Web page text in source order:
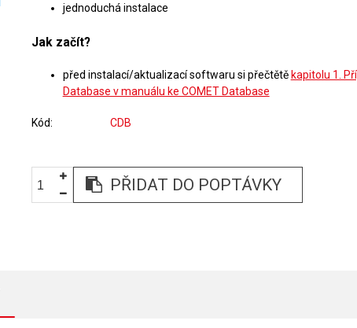
jednoduchá instalace
Jak začít?
před instalací/aktualizací softwaru si přečtětě kapitolu 1.
Database v manuálu ke COMET Database
Kód CDB
PŘIDAT DO POPTÁVKY